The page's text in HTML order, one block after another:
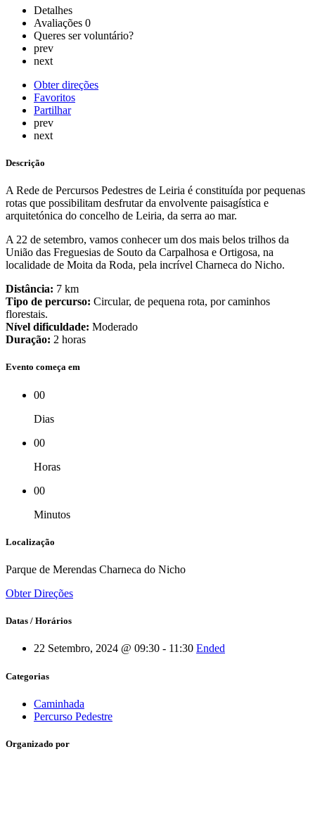
Detalhes
Avaliações 0
Queres ser voluntário?
prev
next
Obter direções
Favoritos
Partilhar
prev
next
Descrição
A Rede de Percursos Pedestres de Leiria é constituída por pequenas
rotas que possibilitam desfrutar da envolvente paisagística e
arquitetónica do concelho de Leiria, da serra ao mar.
A 22 de setembro, vamos conhecer um dos mais belos trilhos da
União das Freguesias de Souto da Carpalhosa e Ortigosa, na
localidade de Moita da Roda, pela incrível Charneca do Nicho.
Distância: 7 km
Tipo de percurso: Circular, de pequena rota, por caminhos
florestais.
Nível dificuldade: Moderado
Duração: 2 horas
Evento começa em
00
Dias
00
Horas
00
Minutos
Localização
Parque de Merendas Charneca do Nicho
Obter Direções
Datas / Horários
22 Setembro, 2024 @ 09:30 - 11:30 Ended
Categorias
Caminhada
Percurso Pedestre
Organizado por